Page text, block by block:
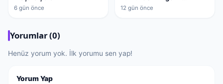
6 gün önce
Mehmetçik Vakfı’na
12 gün önce
Yorumlar (0)
Henüz yorum yok. İlk yorumu sen yap!
Yorum Yap